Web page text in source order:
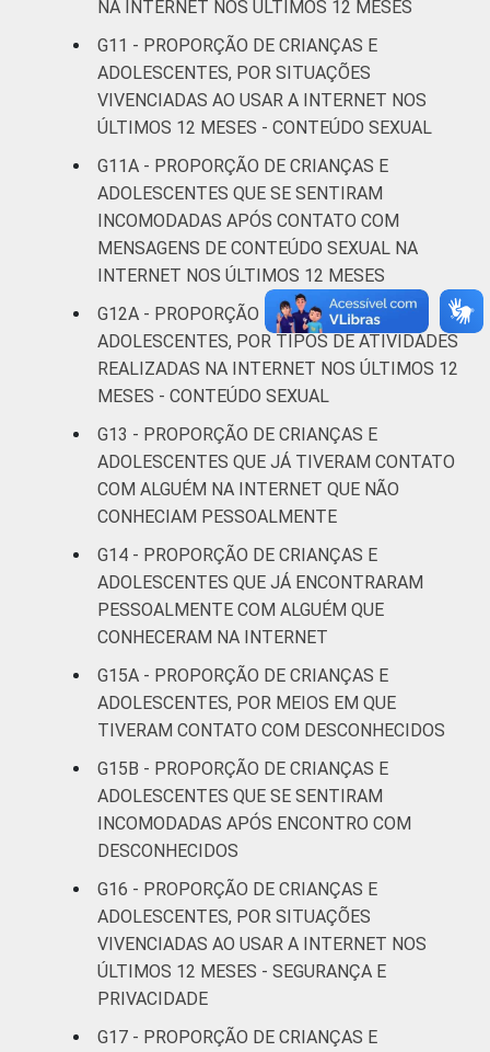
CLASSE
SOCIAL 2015
AB 16
C 11
DE 12 8
Base: 19.510.697 usuários de Internet de 11
a 17 anos. Dados coletados entre novembro
de 2015 e junho de 2016. Dados coletados
por meio de questionários de
autopreenchimento.
Publicação dos dados em: 10/10/2016.
Correção dos dados em: 28/10/2016. Mais
informações em:
https://cetic.br/noticia/cetic-br-informa-
kids-online-brasil-2015/
NA INTERNET NOS ÚLTIMOS 12 MESES
G11 - PROPORÇÃO DE CRIANÇAS E
ADOLESCENTES, POR SITUAÇÕES
VIVENCIADAS AO USAR A INTERNET NOS
ÚLTIMOS 12 MESES - CONTEÚDO SEXUAL
G11A - PROPORÇÃO DE CRIANÇAS E
ADOLESCENTES QUE SE SENTIRAM
INCOMODADAS APÓS CONTATO COM
MENSAGENS DE CONTEÚDO SEXUAL NA
INTERNET NOS ÚLTIMOS 12 MESES
G12A - PROPORÇÃO DE CRIANÇAS E
ADOLESCENTES, POR TIPOS DE ATIVIDADES
REALIZADAS NA INTERNET NOS ÚLTIMOS 12
MESES - CONTEÚDO SEXUAL
G13 - PROPORÇÃO DE CRIANÇAS E
ADOLESCENTES QUE JÁ TIVERAM CONTATO
COM ALGUÉM NA INTERNET QUE NÃO
CONHECIAM PESSOALMENTE
G14 - PROPORÇÃO DE CRIANÇAS E
ADOLESCENTES QUE JÁ ENCONTRARAM
PESSOALMENTE COM ALGUÉM QUE
CONHECERAM NA INTERNET
G15A - PROPORÇÃO DE CRIANÇAS E
ADOLESCENTES, POR MEIOS EM QUE
TIVERAM CONTATO COM DESCONHECIDOS
G15B - PROPORÇÃO DE CRIANÇAS E
ADOLESCENTES QUE SE SENTIRAM
INCOMODADAS APÓS ENCONTRO COM
DESCONHECIDOS
G16 - PROPORÇÃO DE CRIANÇAS E
ADOLESCENTES, POR SITUAÇÕES
VIVENCIADAS AO USAR A INTERNET NOS
ÚLTIMOS 12 MESES - SEGURANÇA E
PRIVACIDADE
G17 - PROPORÇÃO DE CRIANÇAS E